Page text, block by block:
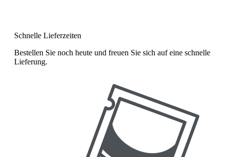
Schnelle Lieferzeiten
Bestellen Sie noch heute und freuen Sie sich auf eine schnelle
Lieferung.